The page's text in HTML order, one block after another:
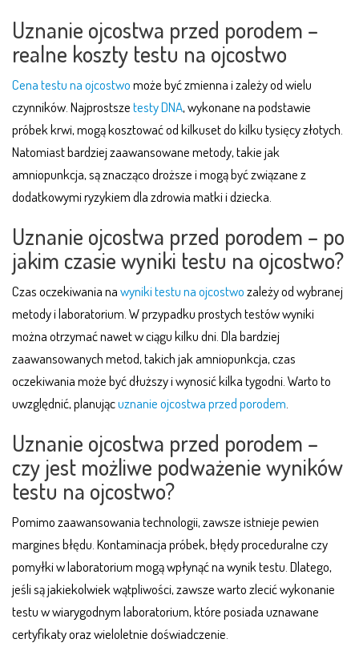
Uznanie ojcostwa przed porodem –
realne koszty testu na ojcostwo
Cena testu na ojcostwomoże być zmienna i zależy od wielu
czynników. Najprostszetesty DNA, wykonane na podstawie
próbek krwi, mogą kosztować od kilkuset do kilku tysięcy złotych.
Natomiast bardziej zaawansowane metody, takie jak
amniopunkcja, są znacząco droższe i mogą być związane z
dodatkowymi ryzykiem dla zdrowia matki i dziecka.
Uznanie ojcostwa przed porodem – po
jakim czasie wyniki testu na ojcostwo?
Czas oczekiwania nawyniki testu na ojcostwozależy od wybranej
metody i laboratorium. W przypadku prostych testów wyniki
można otrzymać nawet w ciągu kilku dni. Dla bardziej
zaawansowanych metod, takich jak amniopunkcja, czas
oczekiwania może być dłuższy i wynosić kilka tygodni. Warto to
uwzględnić, planującuznanie ojcostwa przed porodem
Uznanie ojcostwa przed porodem –
czy jest możliwe podważenie wyników
testu na ojcostwo?
Pomimo zaawansowania technologii, zawsze istnieje pewien
margines błędu. Kontaminacja próbek, błędy proceduralne czy
pomyłki w laboratorium mogą wpłynąć na wynik testu. Dlatego,
jeśli są jakiekolwiek wątpliwości, zawsze warto zlecić wykonanie
testu w wiarygodnym laboratorium, które posiada uznawane
certyfikaty oraz wieloletnie doświadczenie.